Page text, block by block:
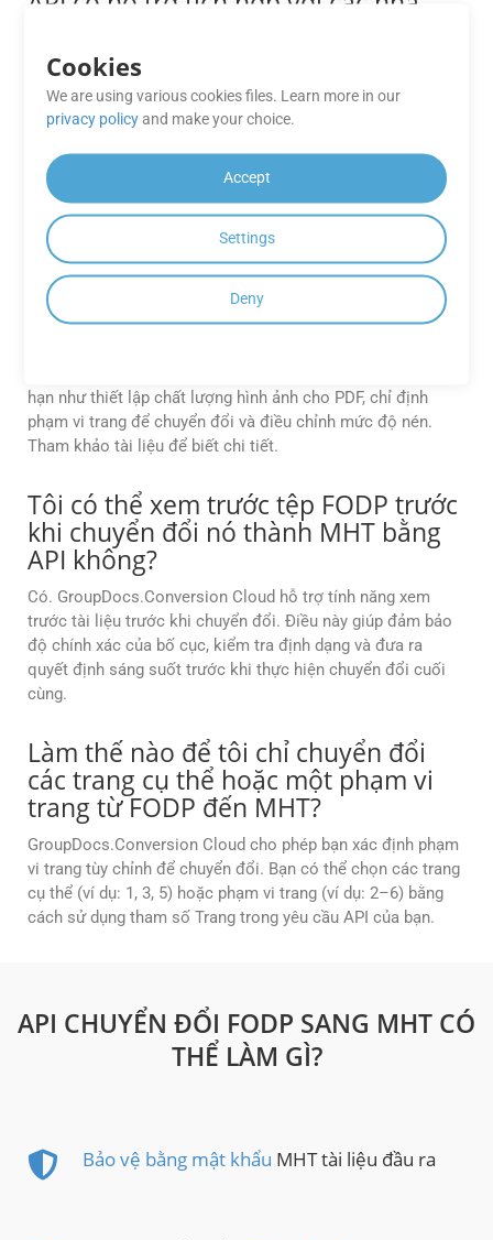
S3, Azure Blob hay Google Drive
không?
Hoàn toàn đúng. GroupDocs.Conversion Cloud cung cấp
phổ biến, cho phép truy xuất tệp trực tiếp và lưu đầu ra mà
không cần tải lên trung gian.
Tôi có thể tùy chỉnh định dạng đầu
ra (ví dụ: điều chỉnh chất lượng hình
ảnh, nén PDF hoặc phạm vi trang)
không?
hạn như thiết lập chất lượng hình ảnh cho PDF, chỉ định
phạm vi trang để chuyển đổi và điều chỉnh mức độ nén.
Tham khảo tài liệu để biết chi tiết.
Tôi có thể xem trước tệp FODP trước
khi chuyển đổi nó thành MHT bằng
API không?
Có. GroupDocs.Conversion Cloud hỗ trợ tính năng xem
trước tài liệu trước khi chuyển đổi. Điều này giúp đảm bảo
độ chính xác của bố cục, kiểm tra định dạng và đưa ra
quyết định sáng suốt trước khi thực hiện chuyển đổi cuối
cùng.
Làm thế nào để tôi chỉ chuyển đổi
các trang cụ thể hoặc một phạm vi
trang từ FODP đến MHT?
GroupDocs.Conversion Cloud cho phép bạn xác định phạm
vi trang tùy chỉnh để chuyển đổi. Bạn có thể chọn các trang
cụ thể (ví dụ: 1, 3, 5) hoặc phạm vi trang (ví dụ: 2–6) bằng
cách sử dụng tham số Trang trong yêu cầu API của bạn.
API CHUYỂN ĐỔI FODP SANG MHT CÓ
THỂ LÀM GÌ?
Bảo vệ bằng mật khẩu MHT tài liệu đầu ra
Cookies
We are using various cookies files. Learn more in our
privacy policyand make your choice.
Accept
Settings
Deny